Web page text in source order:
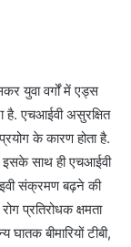
युवा वर्गों में एड्स
है. एचआईवी असुरक्षित
के कारण होता है.
इसके साथ ही एचआईवी
संक्रमण बढ़ने की
प्रतिरोधक क्षमता
बीमारियों टीबी,